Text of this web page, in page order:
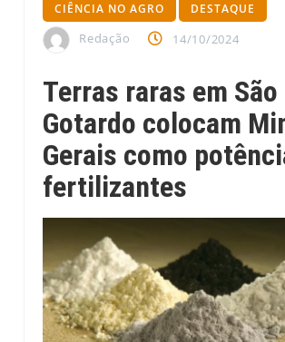
CIÊNCIA NO AGRO DESTAQUE
Redação 14/10/2024
Terras raras em São
Gotardo colocam
Gerais como
fertilizantes